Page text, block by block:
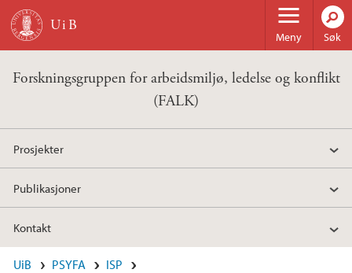
Hopp til hovedinnhold
Meny Søk
Forskningsgruppen for arbeidsmiljø, ledelse og konflikt
(FALK)
Prosjekter
Publikasjoner
Kontakt
UiB PSYFA
ISP